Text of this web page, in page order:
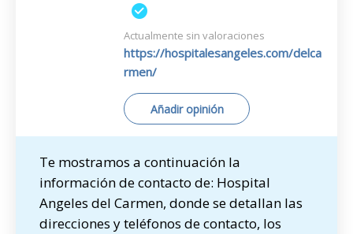
Actualmente sin valoraciones
https://hospitalesangeles.com/delca
rmen/
Añadir opinión
Te mostramos a continuación la
información de contacto de: Hospital
Angeles del Carmen, donde se detallan las
direcciones y teléfonos de contacto, los